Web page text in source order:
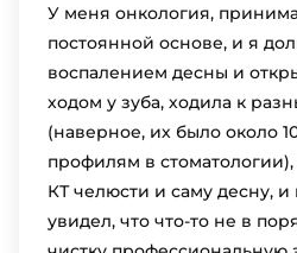
У меня онкология,
постоянной основе, и я
воспалением десны и
ходом у зуба, ходила к
(наверное, их было около
профилям в
КТ челюсти и саму десну,
увидел, что что-то не в